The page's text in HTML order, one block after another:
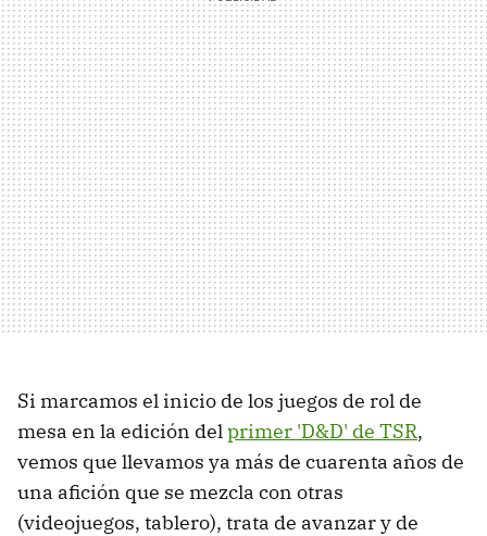
Si marcamos el inicio de los juegos de rol de
mesa en la edición delprimer 'D&D' de TSR,
vemos que llevamos ya más de cuarenta años de
una afición que se mezcla con otras
(videojuegos, tablero), trata de avanzar y de